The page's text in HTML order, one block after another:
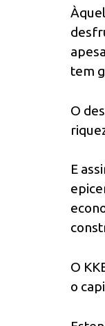
tem
O
E
O
o